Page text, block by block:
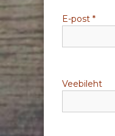
e
E-post *
Veebileht